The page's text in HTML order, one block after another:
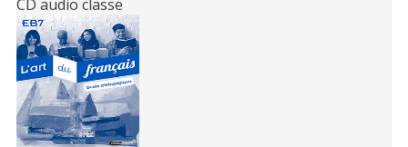
CD audio classe